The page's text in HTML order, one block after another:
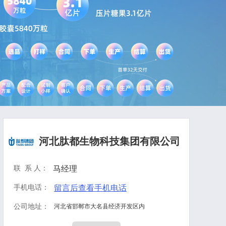
河北肽都生物科技集团有限公司
联 系 人： 马经理
手机电话： 留言后查看手机电话
公司地址： 河北省邯郸市大名县经济开发区内